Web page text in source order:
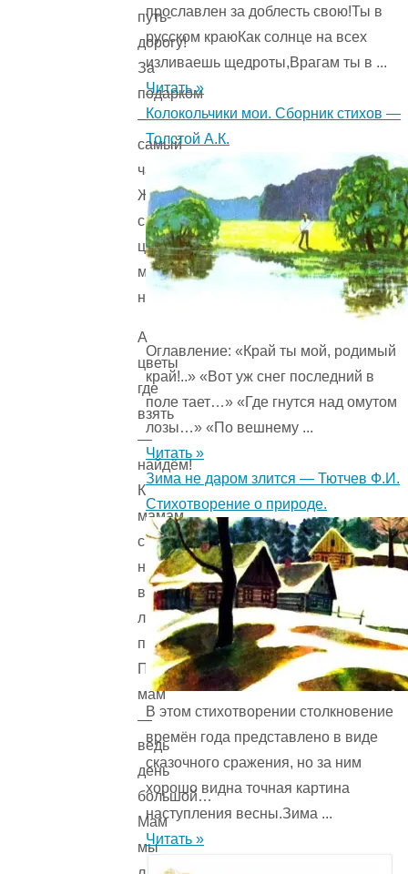
путь-
дорогу!
За
подарком
—
самый
час!
Ждут
с
цветами
мамы
нас.
А
цветы
где
взять
—
найдём!
К
мамам
с
ними
в
лес
пойдём,
Праздник
мам
—
ведь
день
большой…
Мам
мы
прославлен за доблесть свою!Ты в
русском краюКак солнце на всех
изливаешь щедроты,Врагам ты в ...
Читать »
Колокольчики мои. Сборник стихов —
Толстой А.К.
Оглавление: «Край ты мой, родимый
край!..» «Вот уж снег последний в
поле тает…» «Где гнутся над омутом
лозы…» «По вешнему ...
Читать »
Зима не даром злится — Тютчев Ф.И.
Стихотворение о природе.
В этом стихотворении столкновение
времён года представ­лено в виде
сказочного сражения, но за ним
хорошо видна точная картина
наступления весны.Зима ...
Читать »